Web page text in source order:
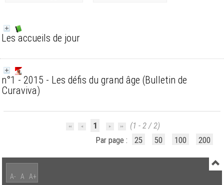
Les accueils de jour
n°1 - 2015 - Les défis du grand âge (Bulletin de
Curaviva)
1
(1 - 2 / 2)
Par page :
25 50 100 200
A- A A+